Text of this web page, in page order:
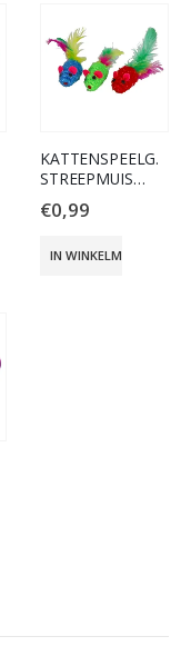
KATTENSPEELG.
STREEPMUIS
5CM ASSORTI
€0,99
IN WINKELMAND